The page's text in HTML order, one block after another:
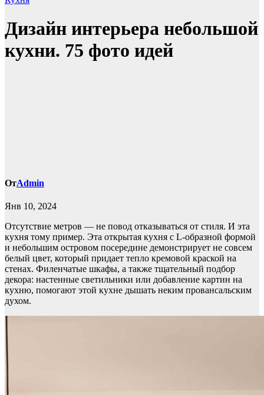
Дизайн интерьера небольшой
кухни. 75 фото идей
ОтAdmin
Янв 10, 2024
Отсутствие метров — не повод отказываться от стиля. И эта
кухня тому пример. Эта открытая кухня с L-образной формой
и небольшим островом посередине демонстрирует не совсем
белый цвет, который придает тепло кремовой краской на
стенах. Филенчатые шкафы, а также тщательный подбор
декора: настенные светильники или добавление картин на
кухню, помогают этой кухне дышать неким провансальским
духом.